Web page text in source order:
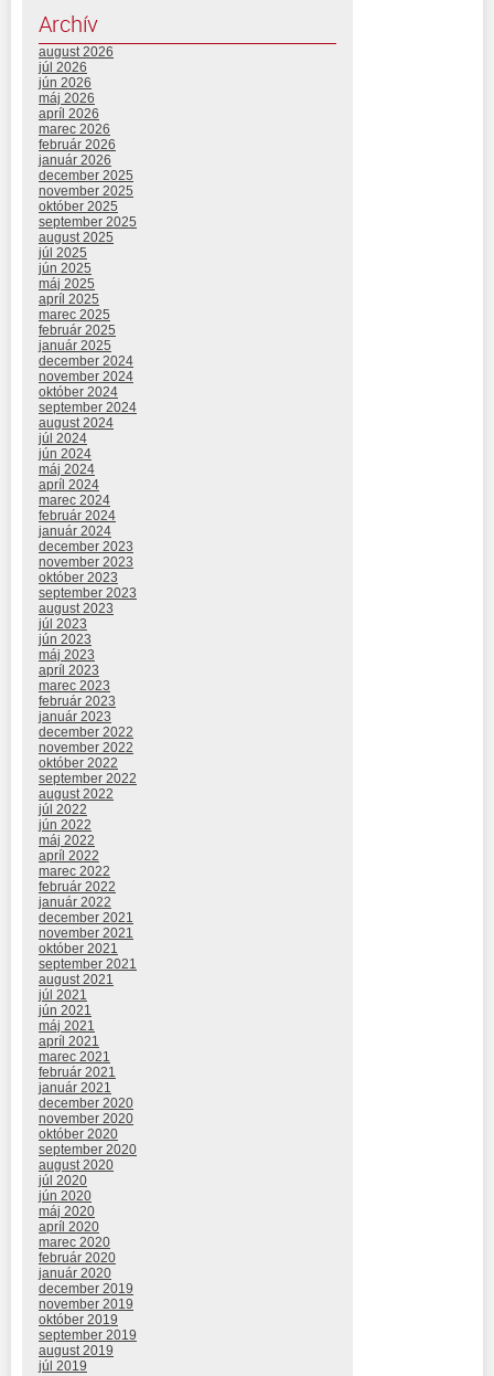
Archív
august 2026
júl 2026
jún 2026
máj 2026
apríl 2026
marec 2026
február 2026
január 2026
december 2025
november 2025
október 2025
september 2025
august 2025
júl 2025
jún 2025
máj 2025
apríl 2025
marec 2025
február 2025
január 2025
december 2024
november 2024
október 2024
september 2024
august 2024
júl 2024
jún 2024
máj 2024
apríl 2024
marec 2024
február 2024
január 2024
december 2023
november 2023
október 2023
september 2023
august 2023
júl 2023
jún 2023
máj 2023
apríl 2023
marec 2023
február 2023
január 2023
december 2022
november 2022
október 2022
september 2022
august 2022
júl 2022
jún 2022
máj 2022
apríl 2022
marec 2022
február 2022
január 2022
december 2021
november 2021
október 2021
september 2021
august 2021
júl 2021
jún 2021
máj 2021
apríl 2021
marec 2021
február 2021
január 2021
december 2020
november 2020
október 2020
september 2020
august 2020
júl 2020
jún 2020
máj 2020
apríl 2020
marec 2020
február 2020
január 2020
december 2019
november 2019
október 2019
september 2019
august 2019
júl 2019